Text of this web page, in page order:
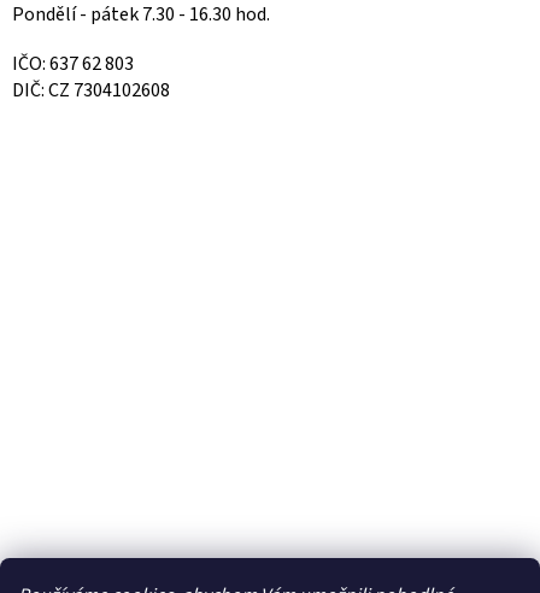
Pondělí - pátek 7.30 - 16.30 hod.
IČO: 637 62 803
DIČ: CZ 7304102608